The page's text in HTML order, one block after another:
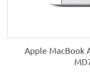
Apple MacBook